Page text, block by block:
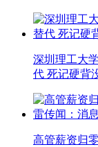
深圳理工大
代 死记硬背
高管薪资归